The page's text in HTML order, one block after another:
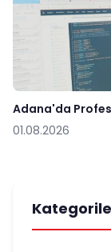
Adana'da
01.08.2026